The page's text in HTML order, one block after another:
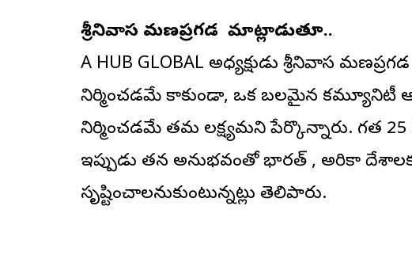
శ్రీనివాస మణప్రగడ మాట్లాడుతూ..
A HUB GLOBAL అధ్యక్షుడు శ్రీనివాస
నిర్మించడమే కాకుండా, ఒక బలమైన కమ్యూనిటీ
నిర్మించడమే తమ లక్ష్యమని పేర్కొన్నారు. గత 25
ఇప్పుడు తన అనుభవంతో భారత్ , అమెరికా
సృష్టించాలనుకుంటున్నట్లు తెలిపారు.